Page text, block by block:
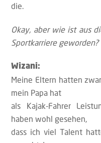
die.
Okay, aber wie ist aus
Sportkarriere geworden?
Wizani:
Meine Eltern hatten
mein Papa hat
als Kajak-Fahrer
haben wohl gesehen,
dass ich viel Talent